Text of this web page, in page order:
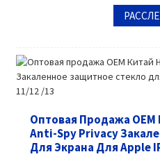
Оптовая Продажа
Anti-Spy Privacy
Для Экрана Для Apple